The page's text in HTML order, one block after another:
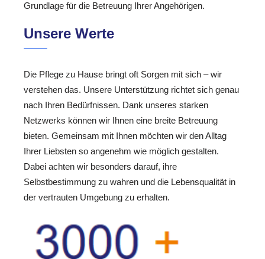
Grundlage für die Betreuung Ihrer Angehörigen.
Unsere Werte
Die Pflege zu Hause bringt oft Sorgen mit sich – wir
verstehen das. Unsere Unterstützung richtet sich genau
nach Ihren Bedürfnissen. Dank unseres starken
Netzwerks können wir Ihnen eine breite Betreuung
bieten. Gemeinsam mit Ihnen möchten wir den Alltag
Ihrer Liebsten so angenehm wie möglich gestalten.
Dabei achten wir besonders darauf, ihre
Selbstbestimmung zu wahren und die Lebensqualität in
der vertrauten Umgebung zu erhalten.